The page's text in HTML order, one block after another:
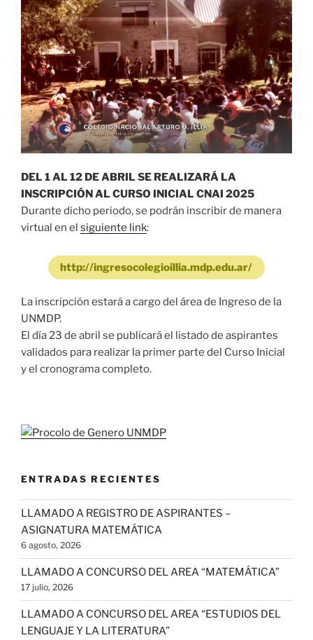
DEL 1 AL 12 DE ABRIL SE REALIZARÁ LA
INSCRIPCIÓN AL CURSO INICIAL CNAI 2025
Durante dicho periodo, se podrán inscribir de manera
virtual en el siguiente link:
http://ingresocolegioillia.mdp.edu.ar/
La inscripción estará a cargo del área de Ingreso de la
UNMDP.
El día 23 de abril se publicará el listado de aspirantes
validados para realizar la primer parte del Curso Inicial
y el cronograma completo.
ENTRADAS RECIENTES
LLAMADO A REGISTRO DE ASPIRANTES –
ASIGNATURA MATEMÁTICA
6 agosto, 2026
LLAMADO A CONCURSO DEL AREA “MATEMÁTICA”
17 julio, 2026
LLAMADO A CONCURSO DEL AREA “ESTUDIOS DEL
LENGUAJE Y LA LITERATURA”